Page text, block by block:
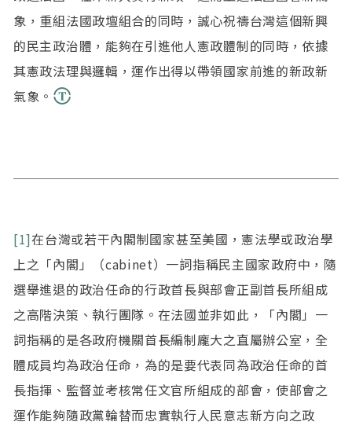
象，重組法國政壇組合的同時，誠心祝禱台灣這個新興
的民主政治體，能夠在引進他人憲政體制的同時，依據
其憲政法理與邏輯，運作出得以帶領國家前進的新政新
氣象。
[1]在台灣或若干內閣制國家甚至美國，憲法學或政治學
上之「內閣」（cabinet）一詞指稱民主國家政府中，隨
選舉進退的政治任命的行政首長與部會正副首長所組成
之高階決策、執行團隊。在法國並非如此，「內閣」一
詞指稱的是各政府機關首長編制龐大之直屬辦公室，全
體成員均為政治任命，為的是要代表同為政治任命的首
長指揮、監督並考核常任文官所組成的部會，使部會之
運作能夠隨政黨輪替而忠實執行人民意志新方向之政